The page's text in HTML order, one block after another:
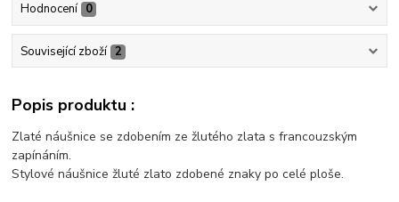
Hodnocení 0
Související zboží 2
Popis produktu :
Zlaté náušnice se zdobením ze žlutého zlata s francouzským
zapínáním.
Stylové náušnice žluté zlato zdobené znaky po celé ploše.